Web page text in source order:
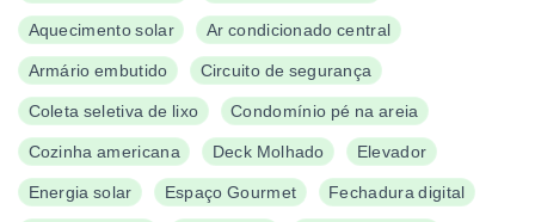
Aquecimento solar Ar condicionado central
Armário embutido Circuito de segurança
Coleta seletiva de lixo Condomínio pé na areia
Cozinha americana Deck Molhado Elevador
Energia solar Espaço Gourmet Fechadura digital